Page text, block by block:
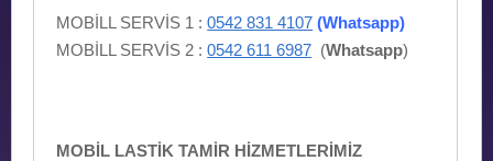
MOBİLL SERVİS 1 :0542 831 4107 (Whatsapp)
MOBİLL SERVİS 2 :0542 611 6987 (Whatsapp)
MOBİL LASTİK TAMİR HİZMETLERİMİZ